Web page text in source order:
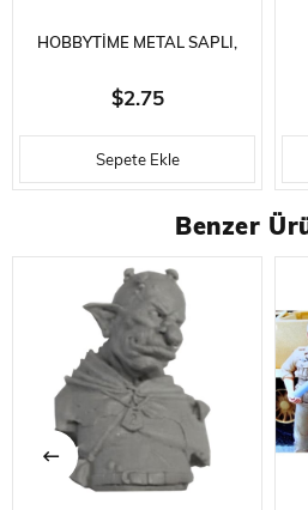
HOBBYTIME METAL SAPLI,
EMNIYET KAPAKLI MAKET
BIÇAĞI- 5 YEDEK UÇ İLE
$2.75
Sepete Ekle
-
Benzer